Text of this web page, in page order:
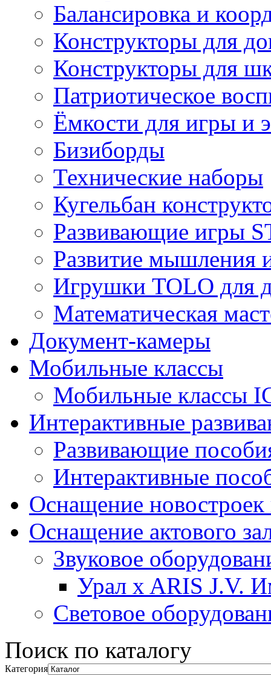
Балансировка и
Конструкторы для
Конструкторы для
Патриотическое
Ёмкости для игры и
Бизиборды
Технические наборы
Кугельбан
Развивающие игры
Развитие мышления
Игрушки TOLO для
Математическая
Документ-камеры
Мобильные классы
Мобильные классы
Интерактивные
Развивающие
Интерактивные
Оснащение новостроек
Оснащение актового
Звуковое
Урал x ARIS J.V.
Световое
Поиск по каталогу
Категория